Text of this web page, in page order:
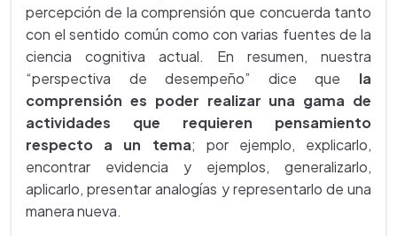
percepción de la comprensión que concuerda tanto
con el sentido común como con varias fuentes de la
ciencia cognitiva actual. En resumen, nuestra
“perspectiva de desempeño” dice que la
comprensión es poder realizar una gama de
actividades que requieren pensamiento
respecto a un tema; por ejemplo, explicarlo,
encontrar evidencia y ejemplos, generalizarlo,
aplicarlo, presentar analogías y representarlo de una
manera nueva.